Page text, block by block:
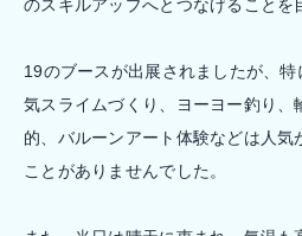
のスキルアップへとつなげることを
19のブースが出展されましたが、
気スライムづくり、ヨーヨー釣り、
的、バルーンアート体験などは人気
ことがありませんでした。